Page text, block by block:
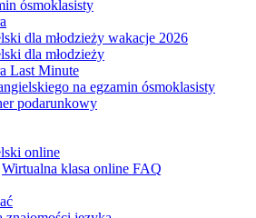
ósmoklasisty
dla młodzieży wakacje 2026
dla młodzieży
Last Minute
na egzamin ósmoklasisty
podarunkowy
online
Wirtualna klasa online FAQ